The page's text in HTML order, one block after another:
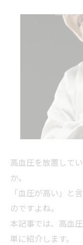
高血圧を放置して
か。
「血圧が高い」と
のですよね。
本記事では、高血
単に紹介します。